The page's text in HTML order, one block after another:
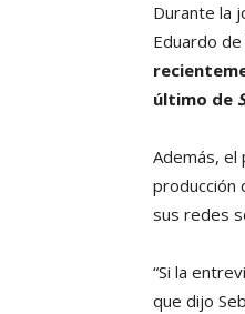
Durante la
Eduardo
último de
Además, el
producción
sus redes
“Si la
que dijo